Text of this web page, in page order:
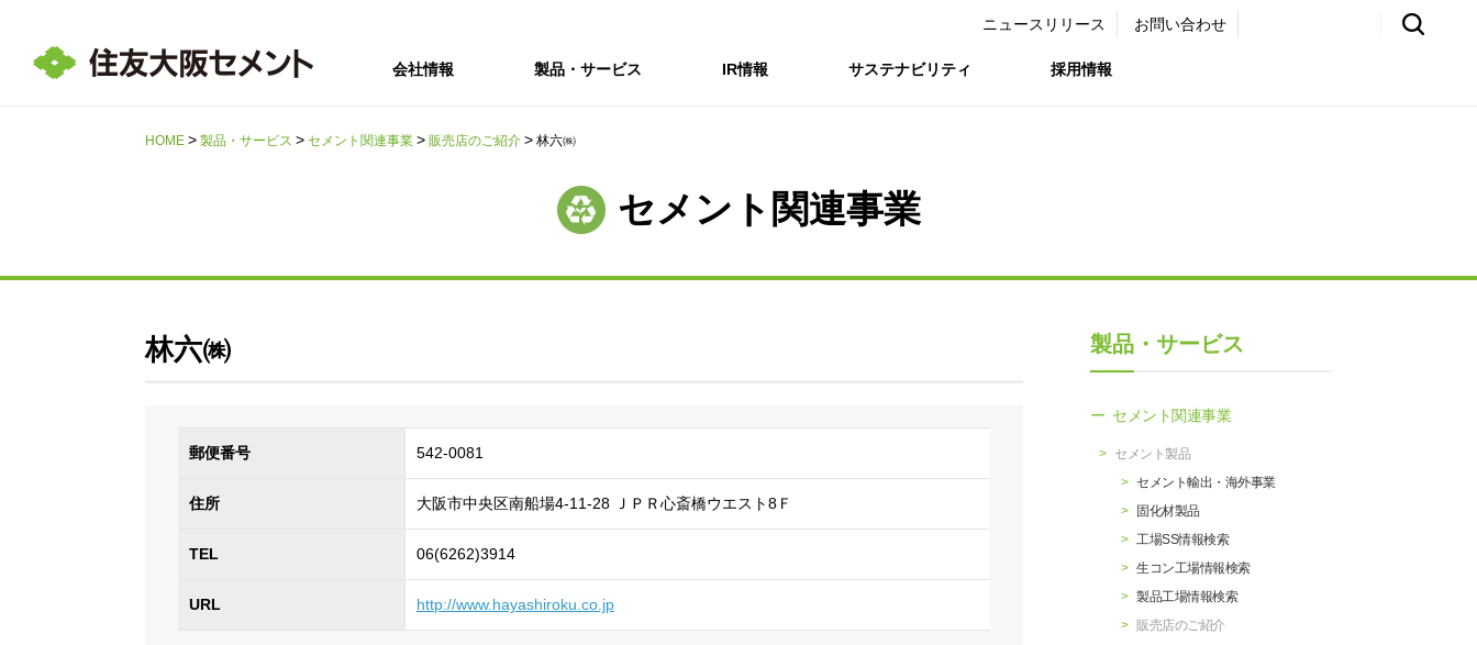
会社情報
会社概要
コーポレートガバナンス
社長メッセージ マテリアリティ・SDGs
製品・サービス IR情報
IRニュース
財務・業績推移
サステナビリティ
企業理念・環境理念・行動指針
SOCN2050
Enviroment（環境）
採用情報
新卒採用サイト（全国勤務コース）
ニュースリリース お問い合わせ
HOME 製品・サービス セメント関連事業 販売店のご紹介 林六㈱
セメント関連事業
林六㈱
郵便番号 542-0081
住所 大阪市中央区南船場4-11-28 ＪＰＲ心斎橋ウエスト8Ｆ
TEL 06(6262)3914
URL http://www.hayashiroku.co.jp
製品・サービス
セメント関連事業
セメント製品
セメント輸出・海外事業
固化材製品
工場SS情報検索
生コン工場情報検索
製品工場情報検索
販売店のご紹介